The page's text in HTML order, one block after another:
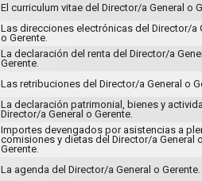
El curriculum vitae del Director/a General o
Las direcciones electrónicas del Director/a
o Gerente.
La declaración del renta del Director/a
Gerente.
Las retribuciones del Director/a General o
La declaración patrimonial, bienes y
Director/a General o Gerente.
Importes devengados por asistencias a
comisiones y dietas del Director/a General
Gerente.
La agenda del Director/a General o Gerente.